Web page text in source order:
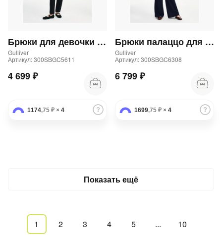
Брюки для девочки трикотажные прямого кроя черные
Gulliver
Артикул: 300SBGC5611
4 699 ₽
1174,75 ₽ × 4
Брюки палаццо для девочки текстильные синие
Gulliver
Артикул: 300SBGC6308
6 799 ₽
1699,75 ₽ × 4
Показать ещё
1 2 3 4 5 ... 10